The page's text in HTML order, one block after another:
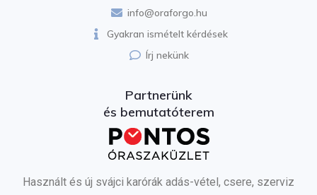
info@oraforgo.hu
Gyakran ismételt kérdések
Írj nekünk
Partnerünk
és bemutatóterem
Használt és új svájci karórák adás-vétel, csere, szerviz